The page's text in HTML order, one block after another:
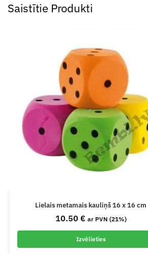
Saistītie Produkti
Lielais metamais kauliņš 16 x 16 cm
10.50 € ar PVN (21%)
Izvēlieties